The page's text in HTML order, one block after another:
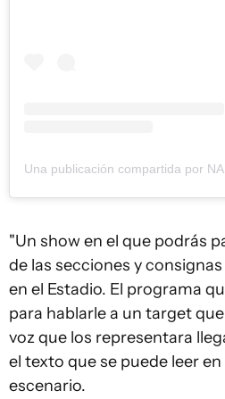
"Un show en el que podrás
de las secciones y
en el Estadio. El programa
para hablarle a un target
voz que los representara
el texto que se puede leer
escenario.